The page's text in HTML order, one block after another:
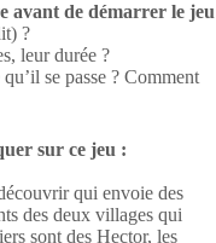
avant de démarrer le jeu
?
leur durée ?
se passe ? Comment
sur ce jeu :
qui envoie des
des deux villages qui
sont des Hector, les